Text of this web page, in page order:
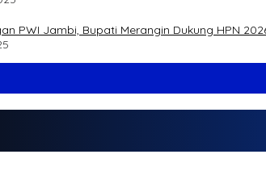
PWI Jambi, Bupati Merangin Dukung HPN